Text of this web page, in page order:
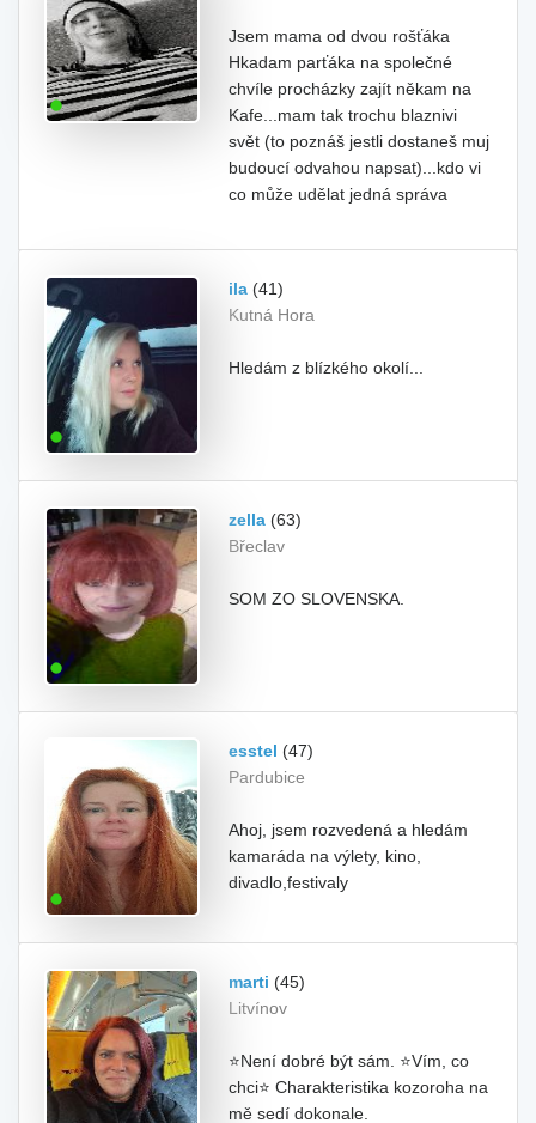
Jsem mama od dvou rošťáka
Hkadam parťáka na společné
chvíle procházky zajít někam na
Kafe...mam tak trochu blaznivi
svět (to poznáš jestli dostaneš muj
budoucí odvahou napsat)...kdo vi
co může udělat jedná správa
ila (41)
Kutná Hora
Hledám z blízkého okolí...
zella (63)
Břeclav
SOM ZO SLOVENSKA.
esstel (47)
Pardubice
Ahoj, jsem rozvedená a hledám
kamaráda na výlety, kino,
divadlo,festivaly
marti (45)
Litvínov
⭐Není dobré být sám. ⭐Vím, co
chci⭐ Charakteristika kozoroha na
mě sedí dokonale.